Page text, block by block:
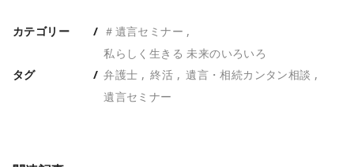
カテゴリー
＃遺言セミナー
私らしく生きる 未来のいろいろ
タグ
弁護士 終活
遺言・相続カンタン相談
遺言セミナー